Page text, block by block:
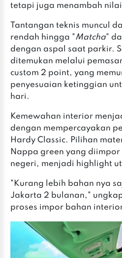
tetapi juga menambah
Tantangan teknis muncul
rendah hingga "Matcha"
dengan aspal saat parkir.
ditemukan melalui
custom 2 point, yang
penyesuaian ketinggian
hari.
Kemewahan interior
dengan mempercayakan
Hardy Classic. Pilihan
Nappa green yang diimpor
negeri, menjadi highlight
"Kurang lebih bahan nya
Jakarta 2 bulanan,"
proses impor bahan